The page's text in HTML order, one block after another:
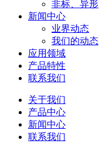
非标、异形
新闻中心
业界动态
我们的动态
应用领域
产品特性
联系我们
关于我们
产品中心
新闻中心
联系我们